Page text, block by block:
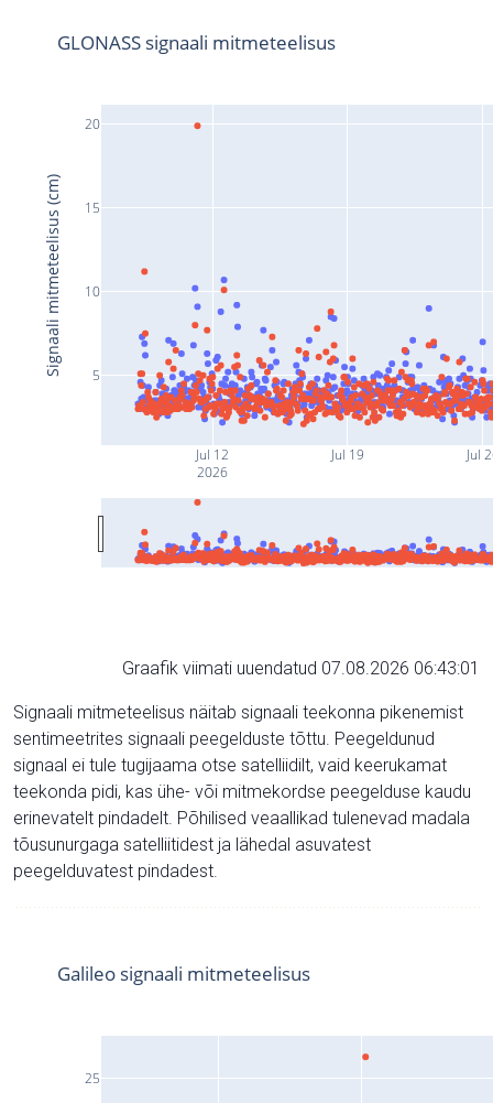
Jul 12
2026
Jul 19 Jul
5
10
15
20
GLONASS signaali mitmeteelisus
Signaali mitmeteelisus (cm)
Graafik viimati uuendatud 07.08.2026 06:43:01
Signaali mitmeteelisus näitab signaali teekonna pikenemist
sentimeetrites signaali peegelduste tõttu. Peegeldunud
signaal ei tule tugijaama otse satelliidilt, vaid keerukamat
teekonda pidi, kas ühe- või mitmekordse peegelduse kaudu
erinevatelt pindadelt. Põhilised veaallikad tulenevad madala
tõusunurgaga satelliitidest ja lähedal asuvatest
peegelduvatest pindadest.
25
Galileo signaali mitmeteelisus